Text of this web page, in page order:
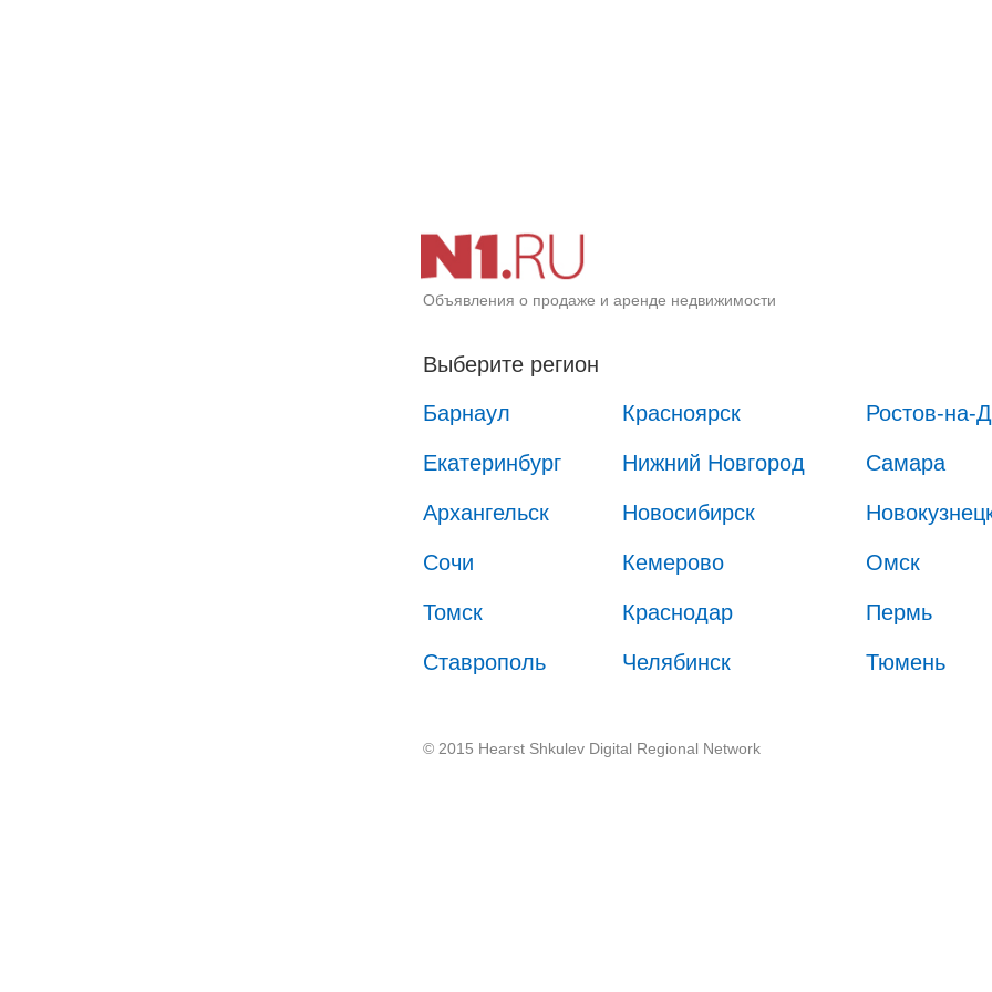
Объявления о продаже и аренде недвижимости
Выберите регион
Барнаул
Красноярск Ростов-на-
Екатеринбург Нижний Новгород Самара
Архангельск Новосибирск
Сочи Кемерово Омск
Томск Краснодар Пермь
Ставрополь Челябинск Тюмень
© 2015 Hearst Shkulev Digital Regional Network